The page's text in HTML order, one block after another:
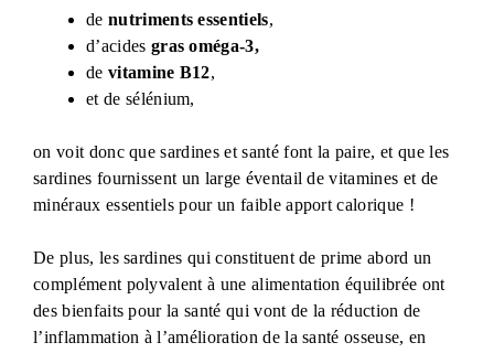
de nutriments essentiels,
d’acides gras oméga-3,
de vitamine B12,
et de sélénium,
on voit donc que sardines et santé font la paire, et que les
sardines fournissent un large éventail de vitamines et de
minéraux essentiels pour un faible apport calorique !
De plus, les sardines qui constituent de prime abord un
complément polyvalent à une alimentation équilibrée ont
des bienfaits pour la santé qui vont de la réduction de
l’inflammation à l’amélioration de la santé osseuse, en